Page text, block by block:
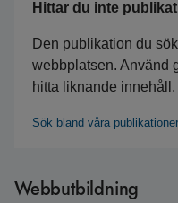
Hittar du inte
Den publikation du
webbplatsen. Använd
hitta liknande innehåll.
Sök bland våra publikationer
Webbutbildning